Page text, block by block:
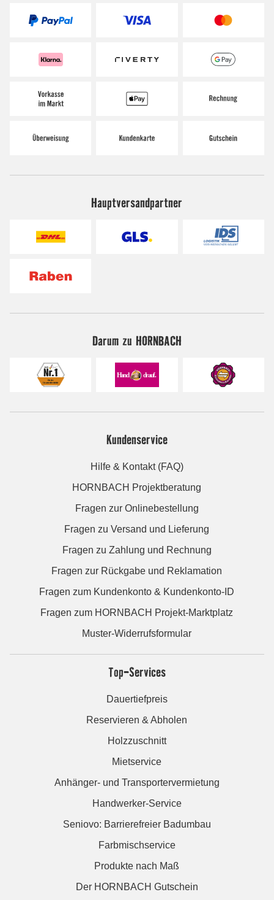
Hauptversandpartner
Darum zu HORNBACH
Kundenservice
Hilfe & Kontakt (FAQ)
HORNBACH Projektberatung
Fragen zur Onlinebestellung
Fragen zu Versand und Lieferung
Fragen zu Zahlung und Rechnung
Fragen zur Rückgabe und Reklamation
Fragen zum Kundenkonto & Kundenkonto-ID
Fragen zum HORNBACH Projekt-Marktplatz
Muster-Widerrufsformular
Top-Services
Dauertiefpreis
Reservieren & Abholen
Holzzuschnitt
Mietservice
Anhänger- und Transportervermietung
Handwerker-Service
Seniovo: Barrierefreier Badumbau
Farbmischservice
Produkte nach Maß
Der HORNBACH Gutschein